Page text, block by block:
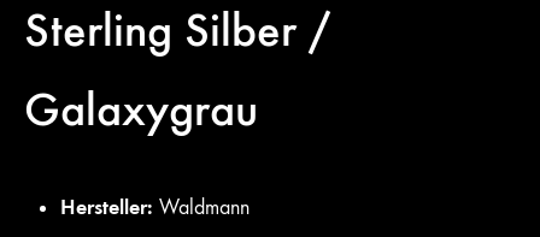
Sterling Silber /
Galaxygrau
Hersteller: Waldmann